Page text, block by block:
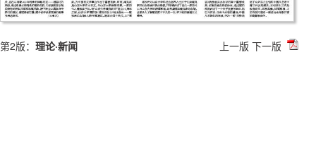
第2版： 理论·新闻 上一版 下一版